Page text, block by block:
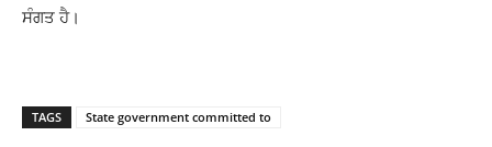
ਸੰਗਤ ਹੈ।
TAGS State government committed to